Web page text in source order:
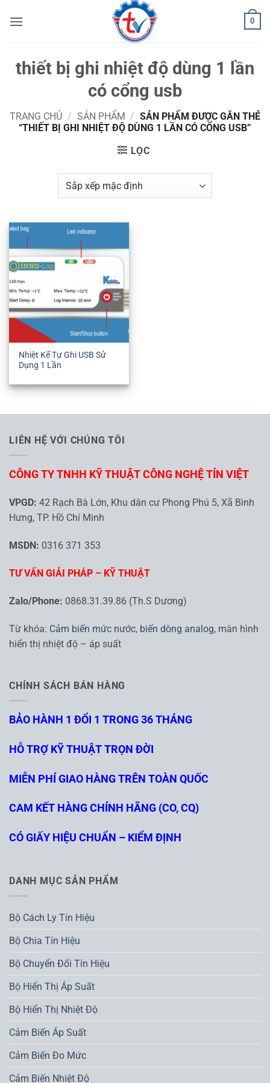
qua
0
thiết bị ghi nhiệt độ dùng 1 lần
có cổng usb
TRANG CHỦ / SẢN PHẨM / SẢN PHẨM ĐƯỢC GẮN THẺ
“THIẾT BỊ GHI NHIỆT ĐỘ DÙNG 1 LẦN CÓ CỔNG USB”
LỌC
Nhiệt Kế Tự Ghi USB Sử
Dụng 1 Lần
LIÊN HỆ VỚI CHÚNG TÔI
CÔNG TY TNHH KỸ THUẬT CÔNG NGHỆ TÍN VIỆT
VPGD: 42 Rạch Bà Lớn, Khu dân cư Phong Phú 5, Xã Bình
Hưng, TP. Hồ Chí Minh
MSDN: 0316 371 353
TƯ VẤN GIẢI PHÁP – KỸ THUẬT
Zalo/Phone: 0868.31.39.86 (Th.S Dương)
Từ khóa: Cảm biến mức nước, biến dòng analog, màn hình
hiển thị nhiệt độ – áp suất
CHÍNH SÁCH BÁN HÀNG
BẢO HÀNH 1 ĐỔI 1 TRONG 36 THÁNG
HỖ TRỢ KỸ THUẬT TRỌN ĐỜI
MIỄN PHÍ GIAO HÀNG TRÊN TOÀN QUỐC
CAM KẾT HÀNG CHÍNH HÃNG (CO, CQ)
CÓ GIẤY HIỆU CHUẨN – KIỂM ĐỊNH
DANH MỤC SẢN PHẨM
Bộ Cách Ly Tín Hiệu
Bộ Chia Tín Hiệu
Bộ Chuyển Đổi Tín Hiệu
Bộ Hiển Thị Áp Suất
Bộ Hiển Thị Nhiệt Độ
Cảm Biến Áp Suất
Cảm Biến Đo Mức
Cảm Biến Nhiệt Độ